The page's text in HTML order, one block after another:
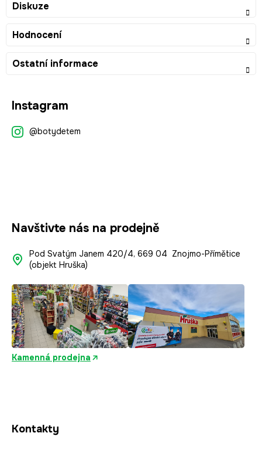
Diskuze
Hodnocení
Ostatní informace
Instagram
@botydetem
Navštivte nás na prodejně
Pod Svatým Janem 420/4, 669 04 Znojmo-Přímětice
(objekt Hruška)
Kamenná prodejna
Kontakty